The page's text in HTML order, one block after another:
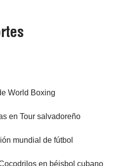
World Boxing
en Tour salvadoreño
mundial de fútbol
en béisbol cubano